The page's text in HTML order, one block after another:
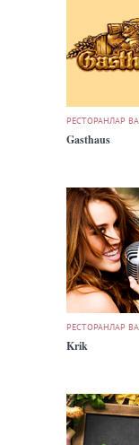
РЕСТОРАНЛАР
Gasthaus
РЕСТОРАНЛАР
Krik